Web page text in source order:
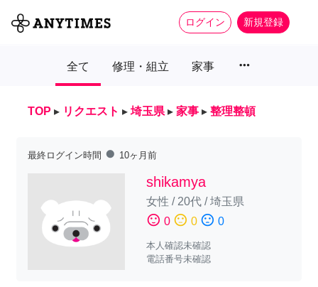
ログイン 新規登録
全て 修理・組立 家事 more_horiz
TOP ▸ リクエスト ▸ 埼玉県 ▸ 家事 ▸ 整理整頓
最終ログイン時間 fiber_manual_record 10ヶ月前
shikamya
女性 / 20代/埼玉県
sentiment_satisfied 0 sentiment_neutral 0 sentiment_dissatisfied 0
本人確認未確認
電話番号未確認